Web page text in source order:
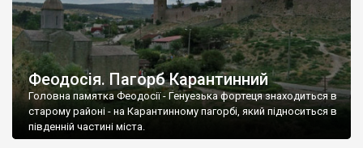
Феодосія. Пагорб Карантинний
Головна памятка Феодосії - Генуезька фортеця знаходиться в
старому районі - на Карантинному пагорбі, який підноситься в
південній частині міста.